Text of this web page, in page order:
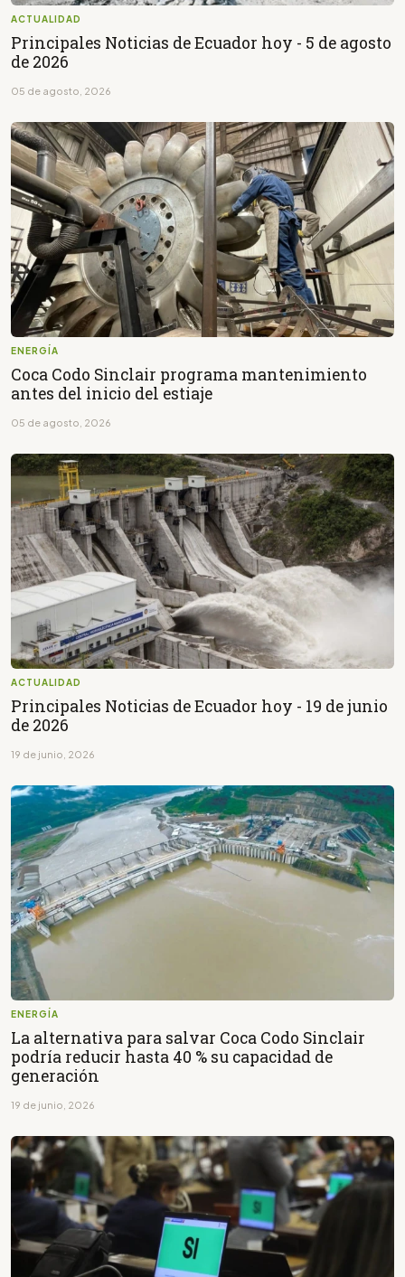
ACTUALIDAD
Principales Noticias de Ecuador hoy - 5 de agosto
de 2026
05 de agosto, 2026
ENERGÍA
Coca Codo Sinclair programa mantenimiento
antes del inicio del estiaje
05 de agosto, 2026
ACTUALIDAD
Principales Noticias de Ecuador hoy - 19 de junio
de 2026
19 de junio, 2026
ENERGÍA
La alternativa para salvar Coca Codo Sinclair
podría reducir hasta 40 % su capacidad de
generación
19 de junio, 2026